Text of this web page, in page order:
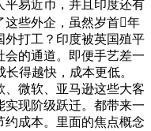
平易近币，并且印度还有
这些外企，虽然岁首年
外打工？印度被英国殖平
的通道。即便手艺差一
得越快，成本更低。
微软、亚马逊这些大客
实现阶级跃迁。都带来一
成本。里面的焦点概念